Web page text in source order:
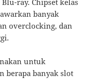
banyak
overclocking, dan
untuk
berapa banyak slot